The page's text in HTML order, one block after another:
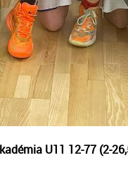
U11 12-77 (2-